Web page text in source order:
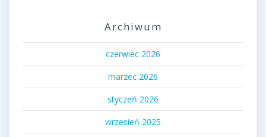
Archiwum
czerwiec 2026
marzec 2026
styczeń 2026
wrzesień 2025